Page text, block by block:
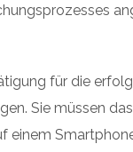
für die
Sie müssen
einem